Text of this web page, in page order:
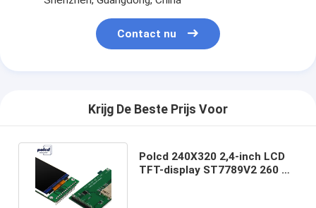
Contact nu
Krijg De Beste Prijs Voor
Polcd 240X320 2,4-inch LCD
TFT-display ST7789V2 260 Nit